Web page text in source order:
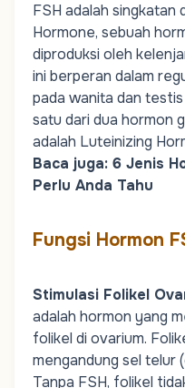
FSH adalah singkatan
Hormone, sebuah
diproduksi oleh
ini berperan dalam
pada wanita dan testis
satu dari dua hormon
adalah Luteinizing
Baca juga: 6 Jenis
Perlu Anda Tahu
Fungsi Hormon
Stimulasi Folikel
adalah hormon yang
folikel di ovarium.
mengandung sel telur
Tanpa FSH, folikel